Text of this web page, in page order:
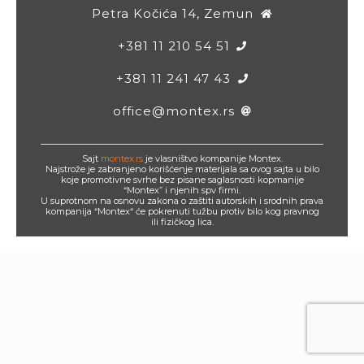
Petra Kočića 14, Zemun
+381 11 210 54 51
+381 11 241 47 43
office@montex.rs
Sajt montex.rsje vlasništvo kompanije Montex.
Najstrože je zabranjeno korišćenje materijala sa ovog sajta u bilo
koje promotivne svrhe bez pisane saglasnosti kopmanije
“Montex” i njenih spv firmi.
U suprotnom na osnovu zakona o zaštiti autorskih i srodnih prava
kompanija “Montex“ će pokrenuti tužbu protiv bilo kog pravnog
ili fizičkog lica.